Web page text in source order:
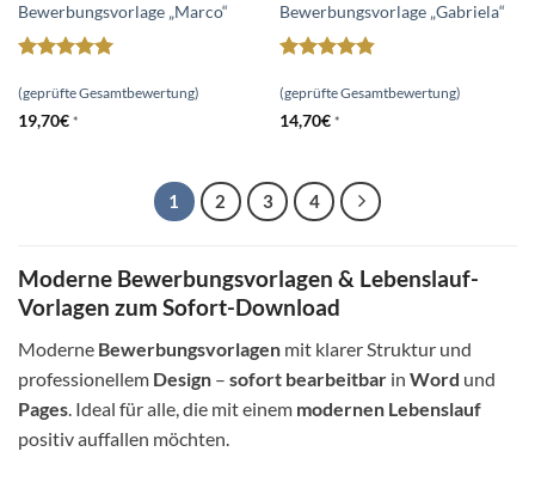
Bewerbungsvorlage „Marco“
mit5von
5
(geprüfte Gesamtbewertung)
19,70€ *
Bewerbungsvorlage „Gabriela“
mit4.86
von 5
(geprüfte Gesamtbewertung)
14,70€ *
1 2 3 4
Moderne Bewerbungsvorlagen & Lebenslauf-
Vorlagen zum Sofort-Download
Moderne Bewerbungsvorlagen mit klarer Struktur und
professionellem Design – sofort bearbeitbar in Word und
Pages. Ideal für alle, die mit einem modernen Lebenslauf
positiv auffallen möchten.